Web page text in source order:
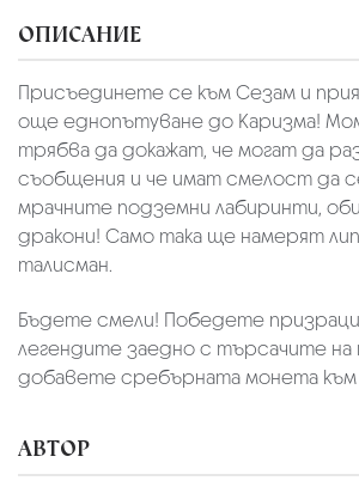
ОПИСАНИЕ
Присъединете се към Сезам и
още еднопътуване до Каризма!
трябва да докажат, че могат да
съобщения и че имат смелост да
мрачните подземни лабиринти,
дракони! Само така ще намерят
талисман.
Бъдете смели! Победете
легендите заедно с търсачите на
добавете сребърната монета към
АВТОР